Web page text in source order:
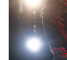
18:00
Mo, 19.04.2027